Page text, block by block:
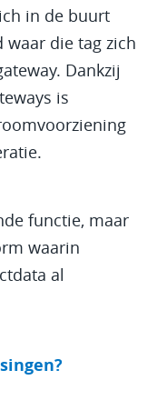
in de buurt
waar die tag zich
Dankzij
is
functie, maar
waarin
al